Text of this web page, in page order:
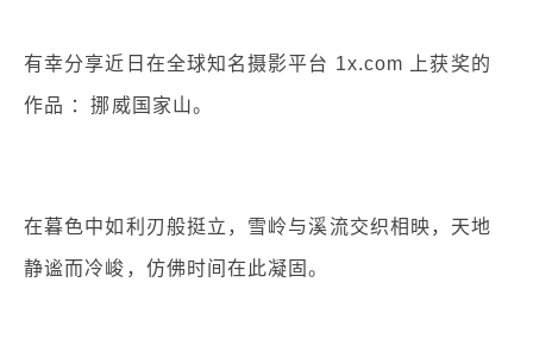
有幸分享近日在全球知名摄影平台 1x.com 上获奖的
作品 ：挪威国家山。
在暮色中如利刃般挺立，雪岭与溪流交织相映，天地
静谧而冷峻，仿佛时间在此凝固。